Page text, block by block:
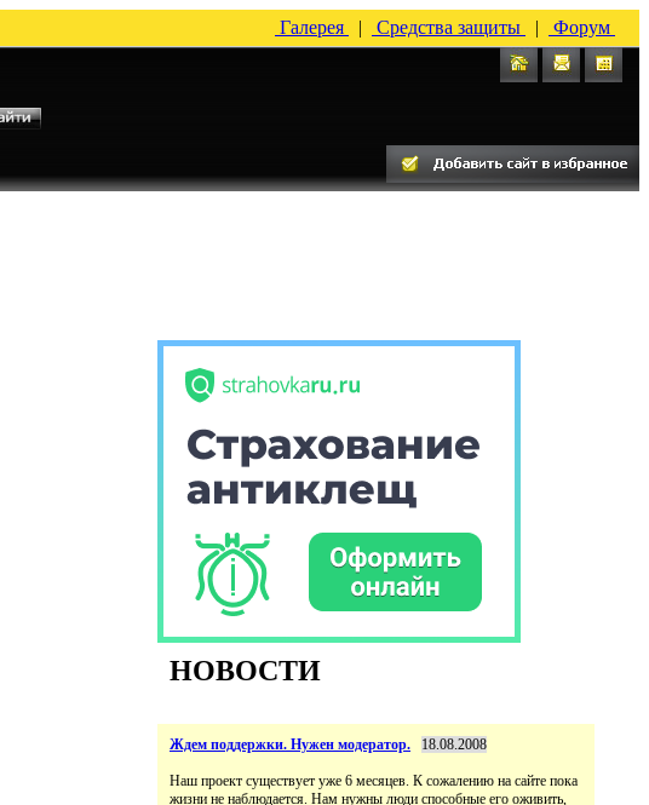
Галерея | Средства защиты | Форум
НОВОСТИ
Ждем поддержки. Нужен модератор. 18.08.2008
Наш проект существует уже 6 месяцев. К сожалению на сайте пока
жизни не наблюдается. Нам нужны люди способные его оживить,